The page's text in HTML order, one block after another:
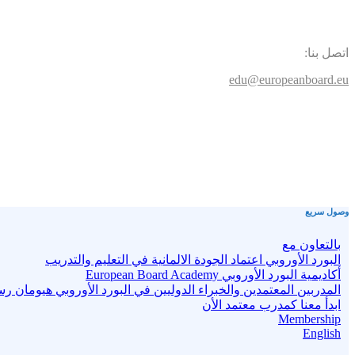
اتصل بنا:
edu@europeanboard.eu
وصول سريع
بالتعاون مع
البورد الأوروبي اعتماد الجودة الالمانية في التعليم والتدريب
أكاديمية البورد الأوروبي European Board Academy
المدربين المعتمدين والخبراء الدوليين في البورد الأوروبي هيومان
ابدأ معنا كمدرب معتمد الأن
Membership
English